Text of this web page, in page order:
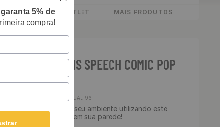
OUTLET MAIS PRODUTOS
ADESIVO TEENS SPEECH COMIC POP
X 300 CM
CASUAL-96
Lavável - Transforme seu ambiente utilizando este
essa linda estampa em sua parede!
garanta 5% de
compra!